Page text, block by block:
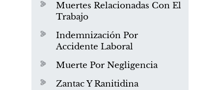
Muertes Relacionadas Con El
Trabajo
Indemnización Por
Accidente Laboral
Muerte Por Negligencia
Zantac Y Ranitidina